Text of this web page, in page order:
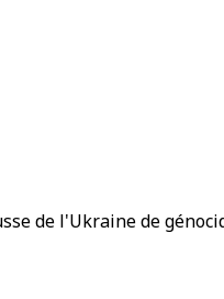
de l'Ukraine de